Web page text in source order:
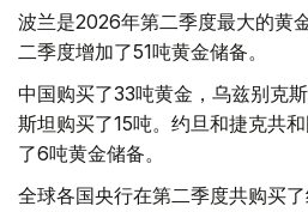
波兰是2026年第二季度最大的黄
二季度增加了51吨黄金储备。
中国购买了33吨黄金，乌兹别克
斯坦购买了15吨。约旦和捷克共
了6吨黄金储备。
全球各国央行在第二季度共购买